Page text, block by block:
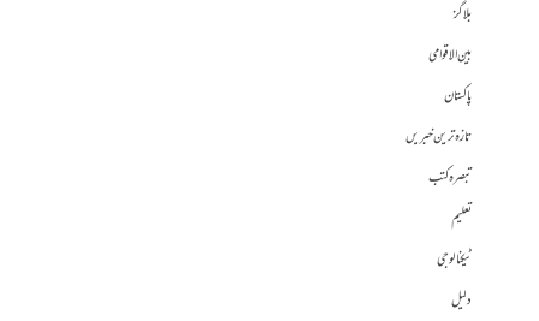
بلاگز
بین الاقوامی
پاکستان
تازہ ترین خبریں
تبصرہ کتب
تعلیم
ٹیکنالوجی
دلیل